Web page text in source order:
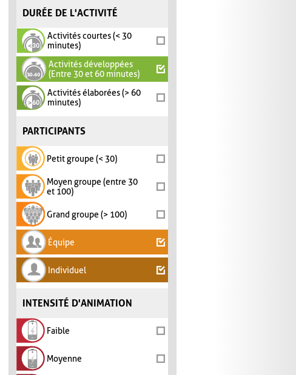
DURÉE DE L'ACTIVITÉ
Activités courtes (< 30
minutes)
Activités développées
(Entre 30 et 60 minutes)
Activités élaborées (> 60
minutes)
PARTICIPANTS
Petit groupe (< 30)
Moyen groupe (entre 30
et 100)
Grand groupe (> 100)
Équipe
Individuel
INTENSITÉ D'ANIMATION
Faible
Moyenne